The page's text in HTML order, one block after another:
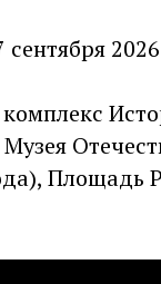
сентября 2026
Площадь